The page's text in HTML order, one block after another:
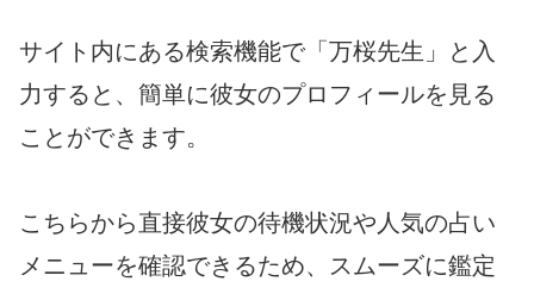
サイト内にある検索機能で「万桜先生」と入
力すると、簡単に彼女のプロフィールを見る
ことができます。
こちらから直接彼女の待機状況や人気の占い
メニューを確認できるため、スムーズに鑑定